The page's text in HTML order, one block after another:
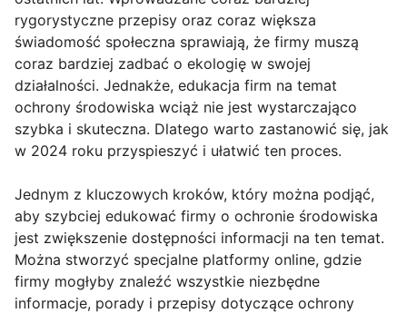
rygorystyczne przepisy oraz coraz większa
świadomość społeczna sprawiają, że firmy muszą
coraz bardziej zadbać o ekologię w swojej
działalności. Jednakże, edukacja firm na temat
ochrony środowiska wciąż nie jest wystarczająco
szybka i skuteczna. Dlatego warto zastanowić się, jak
w 2024 roku przyspieszyć i ułatwić ten proces.
Jednym z kluczowych kroków, który można podjąć,
aby szybciej edukować firmy o ochronie środowiska
jest zwiększenie dostępności informacji na ten temat.
Można stworzyć specjalne platformy online, gdzie
firmy mogłyby znaleźć wszystkie niezbędne
informacje, porady i przepisy dotyczące ochrony